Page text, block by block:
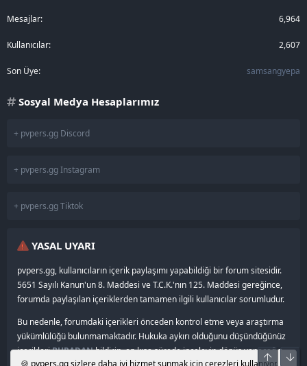
Mesajlar 6,964
Kullanıcılar 2,607
Son Üye samsangyepa
Sosyal Medya Hesaplarımız
+ pvpers.gg Discord
+ pvpers.gg Instagram
+ pvpers.gg Tiktok
YASAL UYARI
pvpers.gg, kullanıcıların içerik paylaşımı yapabildiği bir forum sitesidir.
5651 Sayılı Kanun'un 8. Maddesi ve T.C.K.'nın 125. Maddesi gereğince,
forumda paylaşılan içeriklerden tamamen ilgili kullanıcılar sorumludur.
Bu nedenle, forumdaki içerikleri önceden kontrol etme veya araştırma
yükümlülüğü bulunmamaktadır. Hukuka aykırı olduğunu düşündüğünüz
içerikleriBURADANbildirin, en kısa sürede inceleyip dönüş yapacağız.
🍪 pvpers.gg sizlere daha iyi hizmet sunmak için çerezleri kullanıyor.
Üst Alt